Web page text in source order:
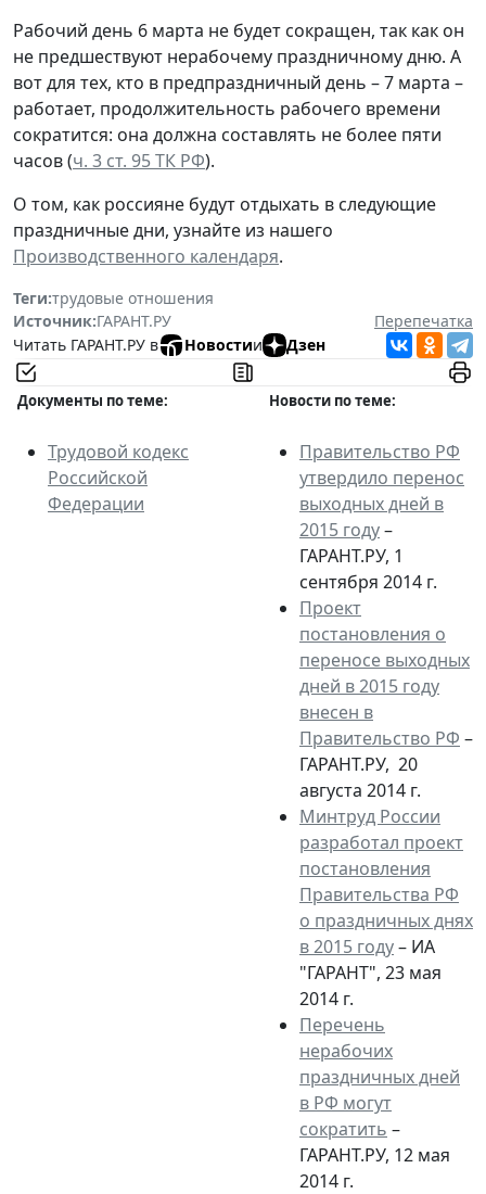
Рабочий день 6 марта не будет сокращен, так как он
не предшествуют нерабочему праздничному дню. А
вот для тех, кто в предпраздничный день – 7 марта –
работает, продолжительность рабочего времени
сократится: она должна составлять не более пяти
часов (ч. 3 ст. 95 ТК РФ).
О том, как россияне будут отдыхать в следующие
праздничные дни, узнайте из нашего
Производственного календаря.
Теги:трудовые отношения
Источник:ГАРАНТ.РУ
Перепечатка
Читать ГАРАНТ.РУ в
Новостии Дзен
Документы по теме: Новости по теме:
Трудовой кодекс
Российской
Федерации
Правительство РФ
утвердило перенос
выходных дней в
2015 году–
ГАРАНТ.РУ, 1
сентября 2014 г.
Проект
постановления о
переносе выходных
дней в 2015 году
внесен в
Правительство РФ –
ГАРАНТ.РУ, 20
августа 2014 г.
Минтруд России
разработал проект
постановления
Правительства РФ
о праздничных днях
в 2015 году– ИА
"ГАРАНТ", 23 мая
2014 г.
Перечень
нерабочих
праздничных дней
в РФ могут
сократить –
ГАРАНТ.РУ, 12 мая
2014 г.